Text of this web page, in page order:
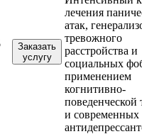
Заказать
услугу
лечения
атак,
тревожного
расстройства и
социальных
применением
когнитивно-
поведенческой
и современных